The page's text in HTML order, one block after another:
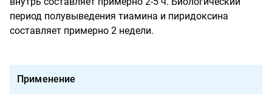
период полувыведения тиамина и пиридоксина
составляет примерно 2 недели.
Применение